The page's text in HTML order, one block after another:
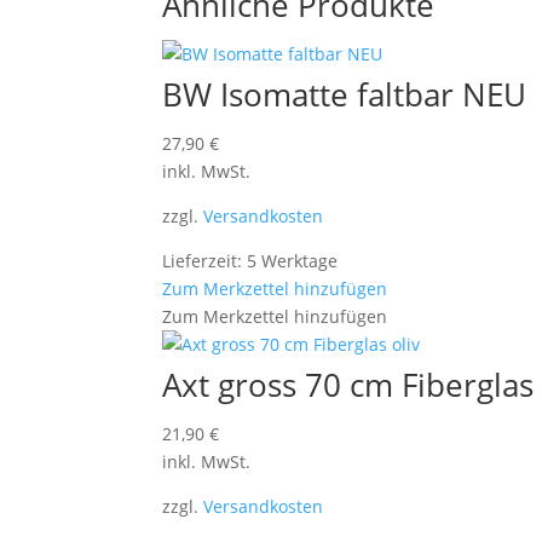
BW Isomatte faltbar NEU
27,90€
inkl. MwSt.
zzgl.Versandkosten
Lieferzeit: 5 Werktage
Zum Merkzettel hinzufügen
Zum Merkzettel hinzufügen
Axt gross 70 cm
21,90€
inkl. MwSt.
zzgl.Versandkosten